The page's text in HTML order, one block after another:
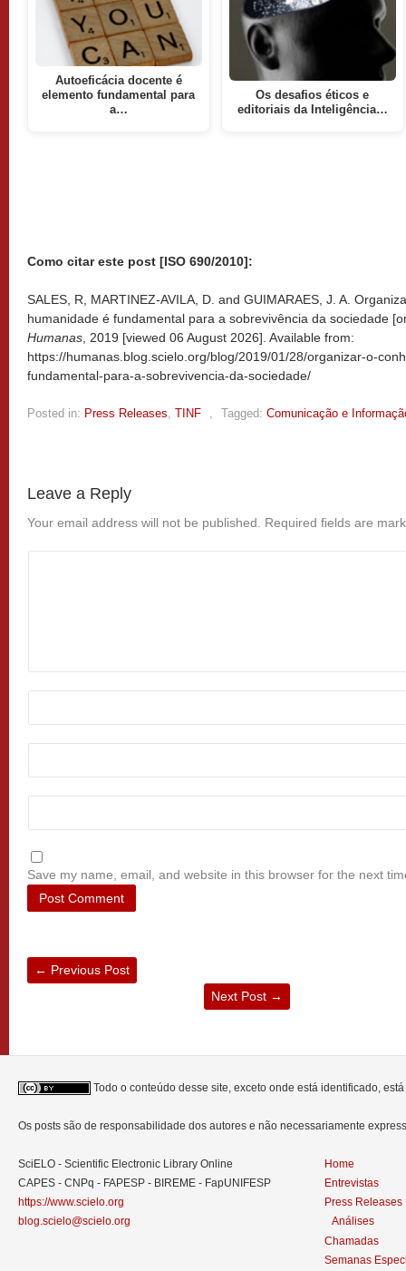
Autoeficácia docente é
elemento fundamental para
a…
Os desafios éticos e
editoriais da Inteligência…
Como citar este post [ISO 690/2010]:
SALES, R, MARTINEZ-AVILA, D. and GUIMARAES, J. A.
humanidade é fundamental para a sobrevivência da sociedade
Humanas , 2019 [viewed 06 August 2026]. Available from:
https://humanas.blog.scielo.org/blog/2019/01/28/organizar-o-
fundamental-para-a-sobrevivencia-da-sociedade/
Posted in: Press Releases TINF Tagged: Comunicação e
Leave a Reply
Your email address will not be published. Required fields are
Save my name, email, and website in this browser for the next
← Previous Post
Next Post →
Todo o conteúdo desse site, exceto onde está identificado,
Os posts são de responsabilidade dos autores e não necessariamente
SciELO - Scientific Electronic Library Online
CAPES - CNPq - FAPESP - BIREME - FapUNIFESP
https://www.scielo.org
blog.scielo@scielo.org
Home
Entrevistas
Press Releases
Análises
Chamadas
Semanas